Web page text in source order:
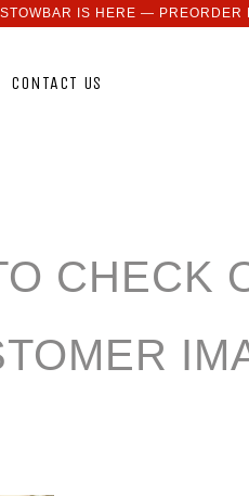
STOWBAR IS HERE — PREORDER
CONTACT US
CHECK